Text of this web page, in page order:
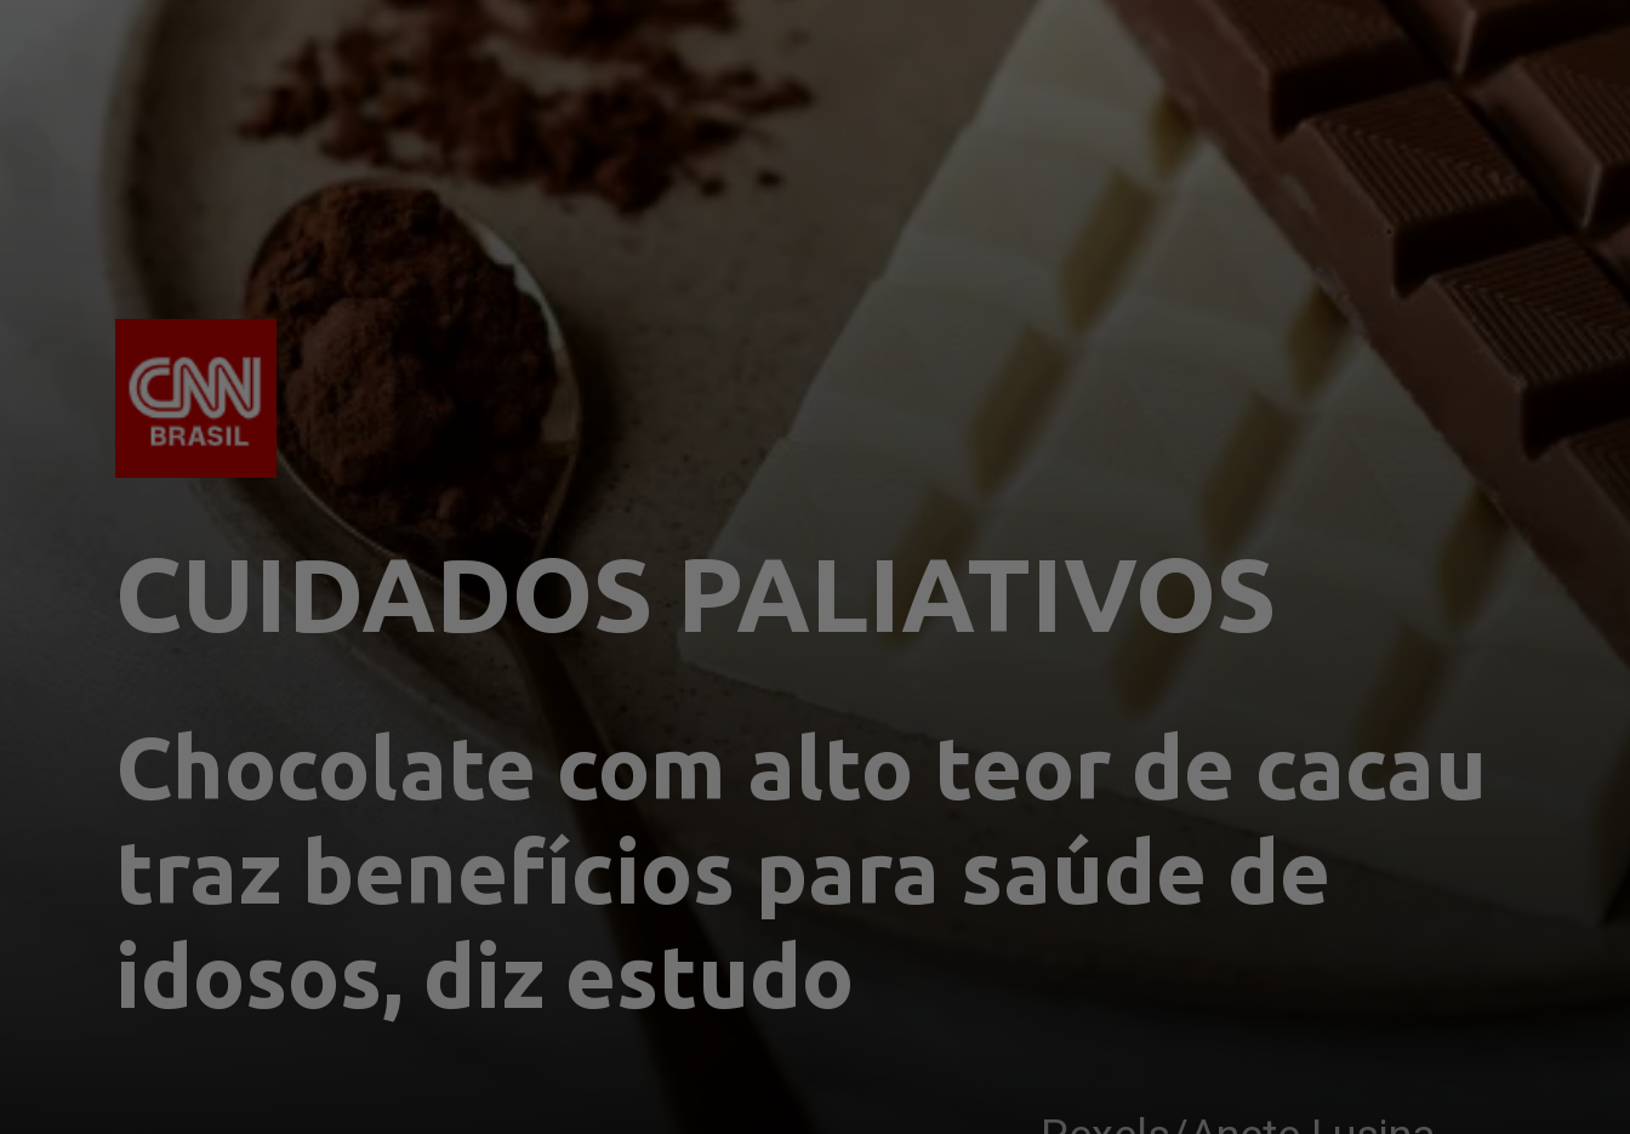
CUIDADOS PALIATIVOS
Chocolate com alto teor de cacau
traz benefícios para saúde de
idosos, diz estudo